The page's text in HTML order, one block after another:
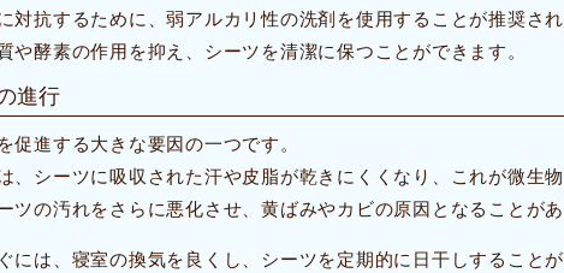
対抗するために、弱アルカリ性の洗剤を使用することが推奨され
や酵素の作用を抑え、シーツを清潔に保つことができます。
進行
促進する大きな要因の一つです。
、シーツに吸収された汗や皮脂が乾きにくくなり、これが微生物
ツの汚れをさらに悪化させ、黄ばみやカビの原因となることがあ
には、寝室の換気を良くし、シーツを定期的に日干しすることが